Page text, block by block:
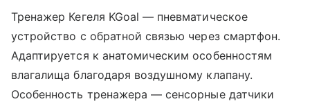
Тренажер Кегеля KGoal — пневматическое
устройство с обратной связью через смартфон.
Адаптируется к анатомическим особенностям
влагалища благодаря воздушному клапану.
Особенность тренажера — сенсорные датчики